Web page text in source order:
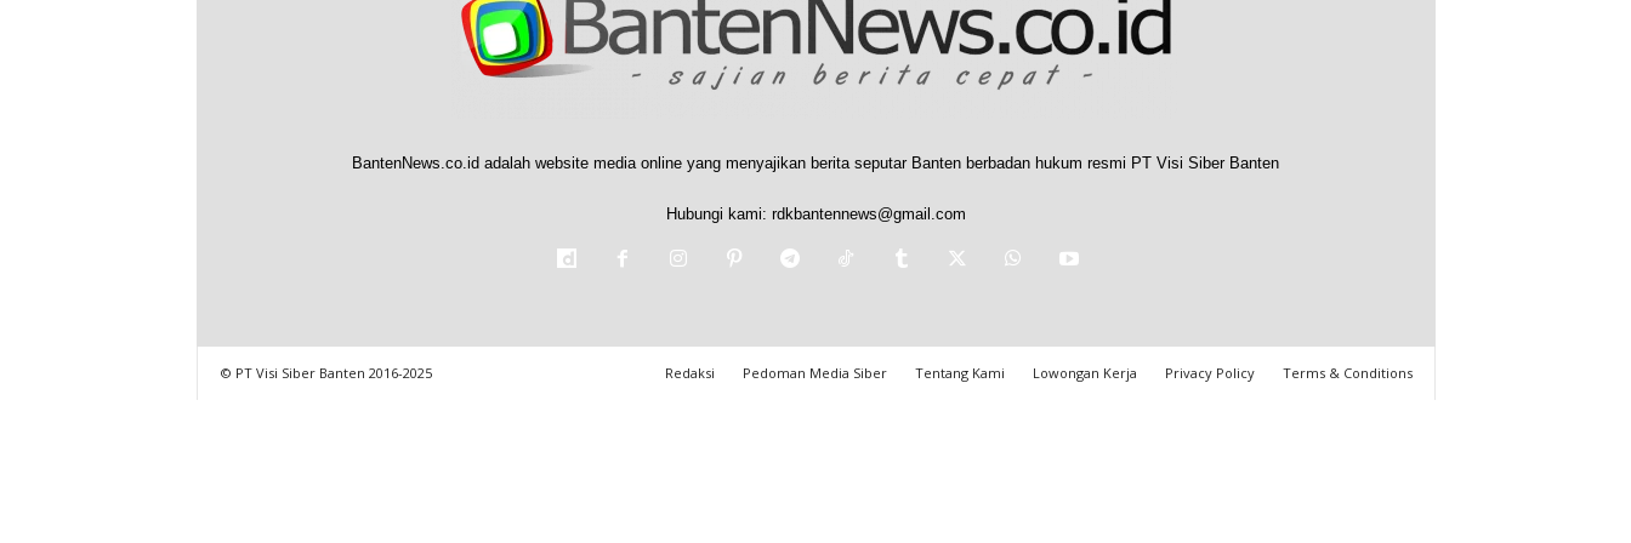
BantenNews.co.id adalah website media online yang menyajikan berita seputar Banten berbadan hukum resmi PT Visi Siber Banten
Hubungi kami: rdkbantennews@gmail.com
Redaksi Pedoman Media Siber Tentang Kami Lowongan Kerja Privacy Policy Terms & Conditions
© PT Visi Siber Banten 2016-2025